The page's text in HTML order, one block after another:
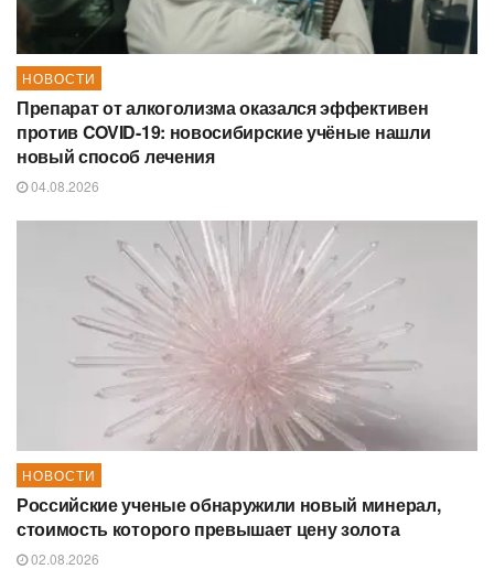
НОВОСТИ
Препарат от алкоголизма оказался эффективен
против COVID-19: новосибирские учёные нашли
новый способ лечения
04.08.2026
НОВОСТИ
Российские ученые обнаружили новый минерал,
стоимость которого превышает цену золота
02.08.2026